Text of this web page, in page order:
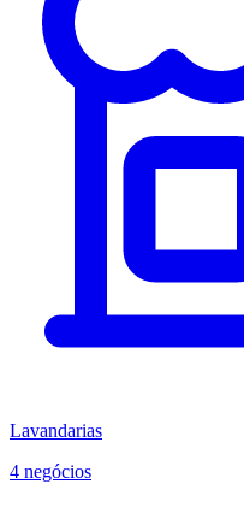
Lavandarias
4 negócios